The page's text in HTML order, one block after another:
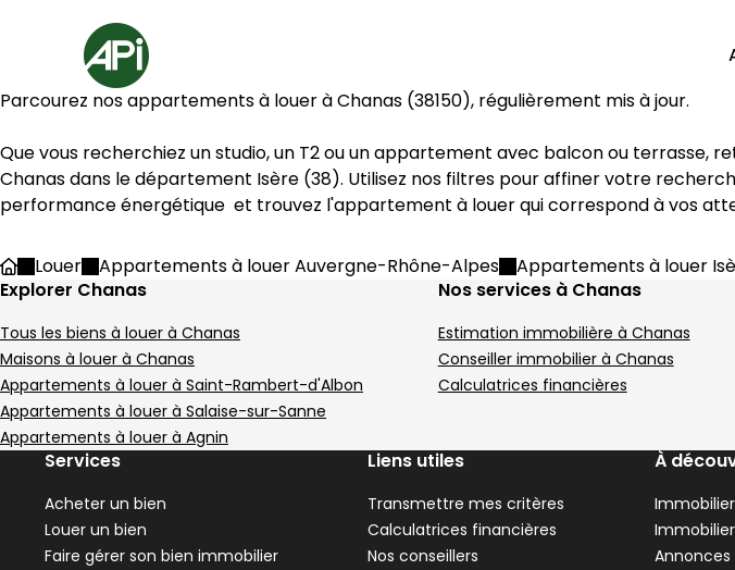
Accueil
Parcourez nos appartements à louer à Chanas (38150), régulièrement mis à jour.
Chanas dans le département Isère (38). Utilisez nos filtres pour affiner votre
performance énergétique  et trouvez l'appartement à louer qui correspond à vos
AccueilLouer Appartements à louer Auvergne-Rhône-Alpes Appartements à louer
Explorer Chanas
Tous les biens à louer à Chanas
Maisons à louer à Chanas
Appartements à louer à Saint-Rambert-d'Albon
Appartements à louer à Salaise-sur-Sanne
Appartements à louer à Agnin
Nos services à Chanas
Estimation immobilière à Chanas
Conseiller immobilier à Chanas
Calculatrices financières
Services
Acheter un bien
Louer un bien
Faire gérer son bien immobilier
Liens utiles
Transmettre mes critères
Calculatrices financières
Nos conseillers
À